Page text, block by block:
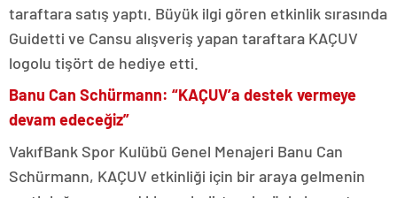
taraftara satış yaptı. Büyük ilgi gören etkinlik sırasında
Guidetti ve Cansu alışveriş yapan taraftara KAÇUV
logolu tişört de hediye etti.
Banu Can Schürmann: “KAÇUV’a destek vermeye
devam edeceğiz”
VakıfBank Spor Kulübü Genel Menajeri Banu Can
Schürmann, KAÇUV etkinliği için bir araya gelmenin